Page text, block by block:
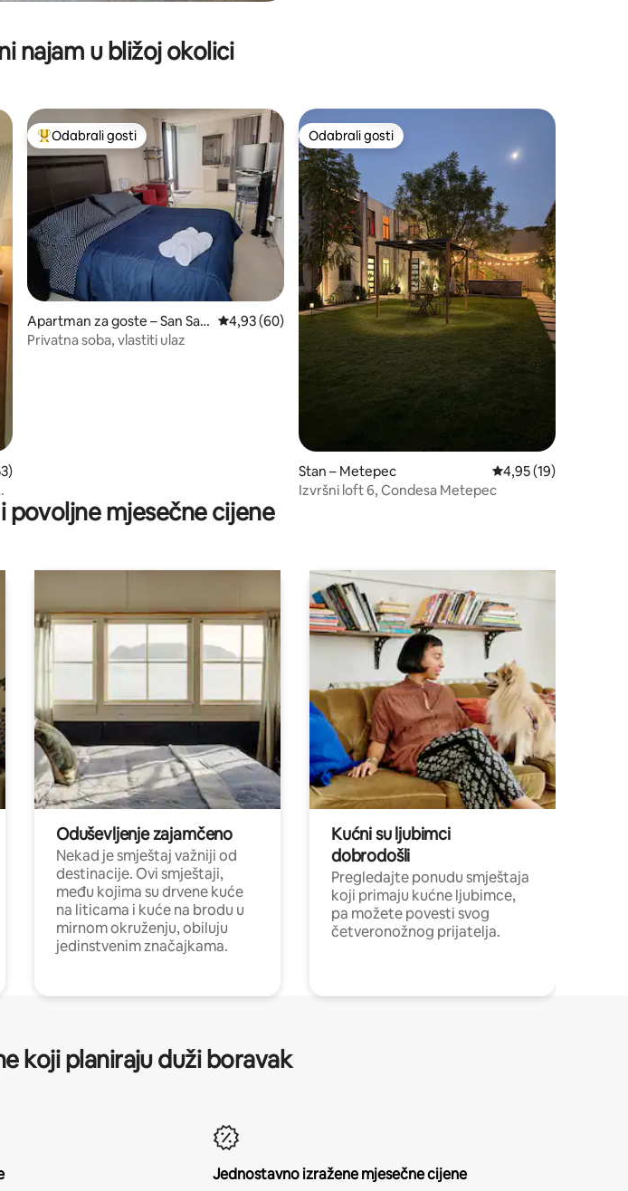
najam u bližoj okolici
gosti”
ocjena: 4,96/5, recenzija: 53
Među najviše rangiranima s oznakom „Odabrali gosti”
Odabrali gosti
Apartman za goste – San Salv
ador Tizatlalli
Prosječna ocjena: 4,93/5, recenzija: 60
4,93 (60)
Privatna soba, vlastiti ulaz
Odabrali gosti
Odabrali gosti
Stan – Metepec Prosječna ocjena:
4,95 (19)
Izvršni loft 6, Condesa Metepec
povoljne mjesečne cijene
Oduševljenje zajamčeno
Nekad je smještaj važniji od
destinacije. Ovi smještaji,
među kojima su drvene kuće
na liticama i kuće na brodu u
mirnom okruženju, obiluju
jedinstvenim značajkama.
Kućni su ljubimci
dobrodošli
Pregledajte ponudu smještaja
koji primaju kućne ljubimce,
pa možete povesti svog
četveronožnog prijatelja.
koji planiraju duži boravak
Jednostavno izražene mjesečne cijene